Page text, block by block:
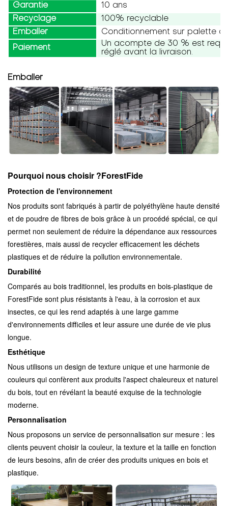
Garantie
10 ans
Recyclage
100% recyclable
Emballer
Conditionnement sur palette
Paiement
Un acompte de 30 % est
réglé avant la livraison.
Emballer
Pourquoi nous choisir ?ForestFide
Protection de l'environnement
Nos produits sont fabriqués à partir de polyéthylène haute densité
et de poudre de fibres de bois grâce à un procédé spécial, ce qui
permet non seulement de réduire la dépendance aux ressources
forestières, mais aussi de recycler efficacement les déchets
plastiques et de réduire la pollution environnementale.
Durabilité
Comparés au bois traditionnel, les produits en bois-plastique de
ForestFide sont plus résistants à l'eau, à la corrosion et aux
insectes, ce qui les rend adaptés à une large gamme
d'environnements difficiles et leur assure une durée de vie plus
longue.
Esthétique
Nous utilisons un design de texture unique et une harmonie de
couleurs qui confèrent aux produits l'aspect chaleureux et naturel
du bois, tout en révélant la beauté exquise de la technologie
moderne.
Personnalisation
Nous proposons un service de personnalisation sur mesure : les
clients peuvent choisir la couleur, la texture et la taille en fonction
de leurs besoins, afin de créer des produits uniques en bois et
plastique.